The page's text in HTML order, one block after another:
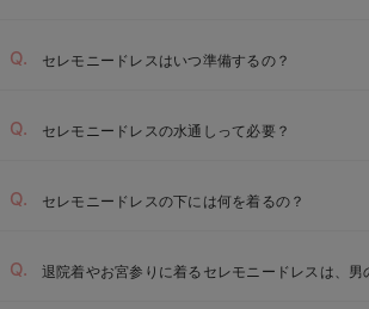
セレモニードレスはいつ準備するの？
セレモニードレスの水通しって必要？
セレモニードレスの下には何を着るの？
退院着やお宮参りに着るセレモニードレスは、男